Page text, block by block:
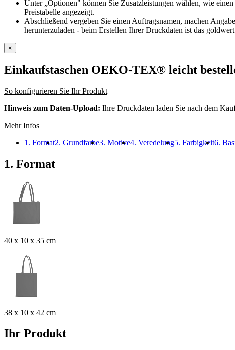
Unter „Optionen" können Sie Zusatzleistungen wählen, wie
Preistabelle angezeigt.
Abschließend vergeben Sie einen Auftragsnamen, machen
herunterzuladen - beim Erstellen Ihrer Druckdaten ist das
×
Einkaufstaschen OEKO-TEX® leicht
So konfigurieren Sie Ihr Produkt
Hinweis zum Daten-Upload: Ihre Druckdaten laden Sie nach dem
Mehr Infos
1. Format2. Grundfarbe3. Motive4. Veredelung5. Farbigkeit6.
1. Format
40 x 10 x 35 cm
38 x 10 x 42 cm
Ihr Produkt